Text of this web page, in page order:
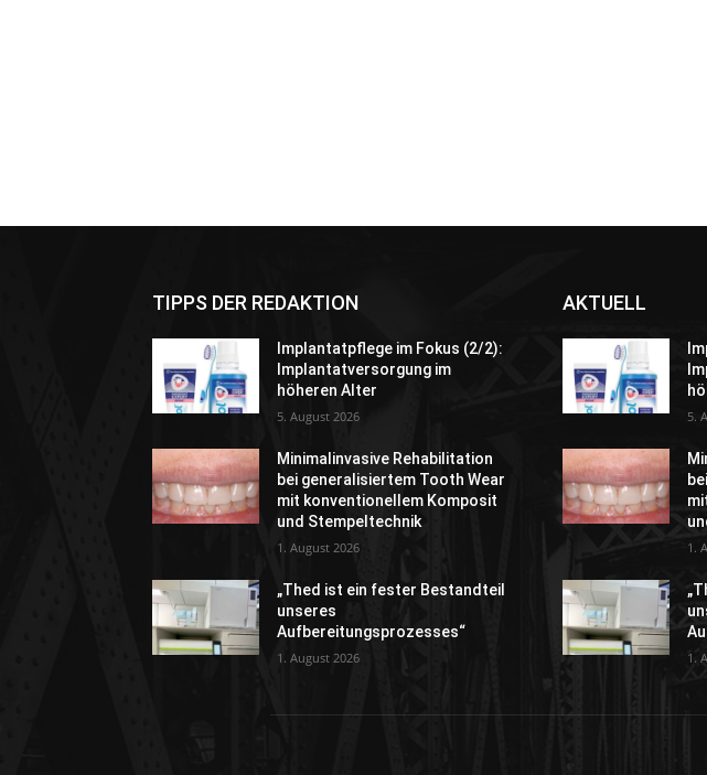
TIPPS DER REDAKTION
Implantatpflege im Fokus (2/2):
Implantatversorgung im
höheren Alter
5. August 2026
Minimalinvasive Rehabilitation
bei generalisiertem Tooth Wear
mit konventionellem Komposit
und Stempeltechnik
1. August 2026
„Thed ist ein fester Bestandteil
unseres
Aufbereitungsprozesses“
1. August 2026
AKTUELL
5.
1.
1.